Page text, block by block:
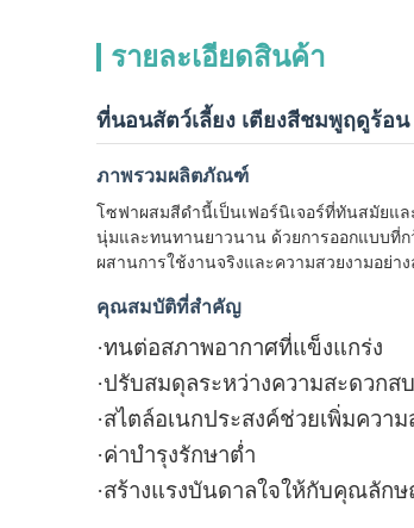
รายละเอียดสินค้า
ที่นอนสัตว์เลี้ยง เตียงสีชมพูฤดูร้อ
ภาพรวมผลิตภัณฑ์
โซฟาผสมสีดำนี้เป็นเฟอร์นิเจอร์ที่ทันสมัยแ
นุ่มและทนทานยาวนาน ด้วยการออกแบบที่ก
ผสานการใช้งานจริงและความสวยงามอย่าง
คุณสมบัติที่สำคัญ
·ทนต่อสภาพอากาศที่แข็งแกร่ง
·ปรับสมดุลระหว่างความสะดวกส
·สไตล์อเนกประสงค์ช่วยเพิ่มควา
·ค่าบำรุงรักษาต่ำ
·สร้างแรงบันดาลใจให้กับคุณลัก